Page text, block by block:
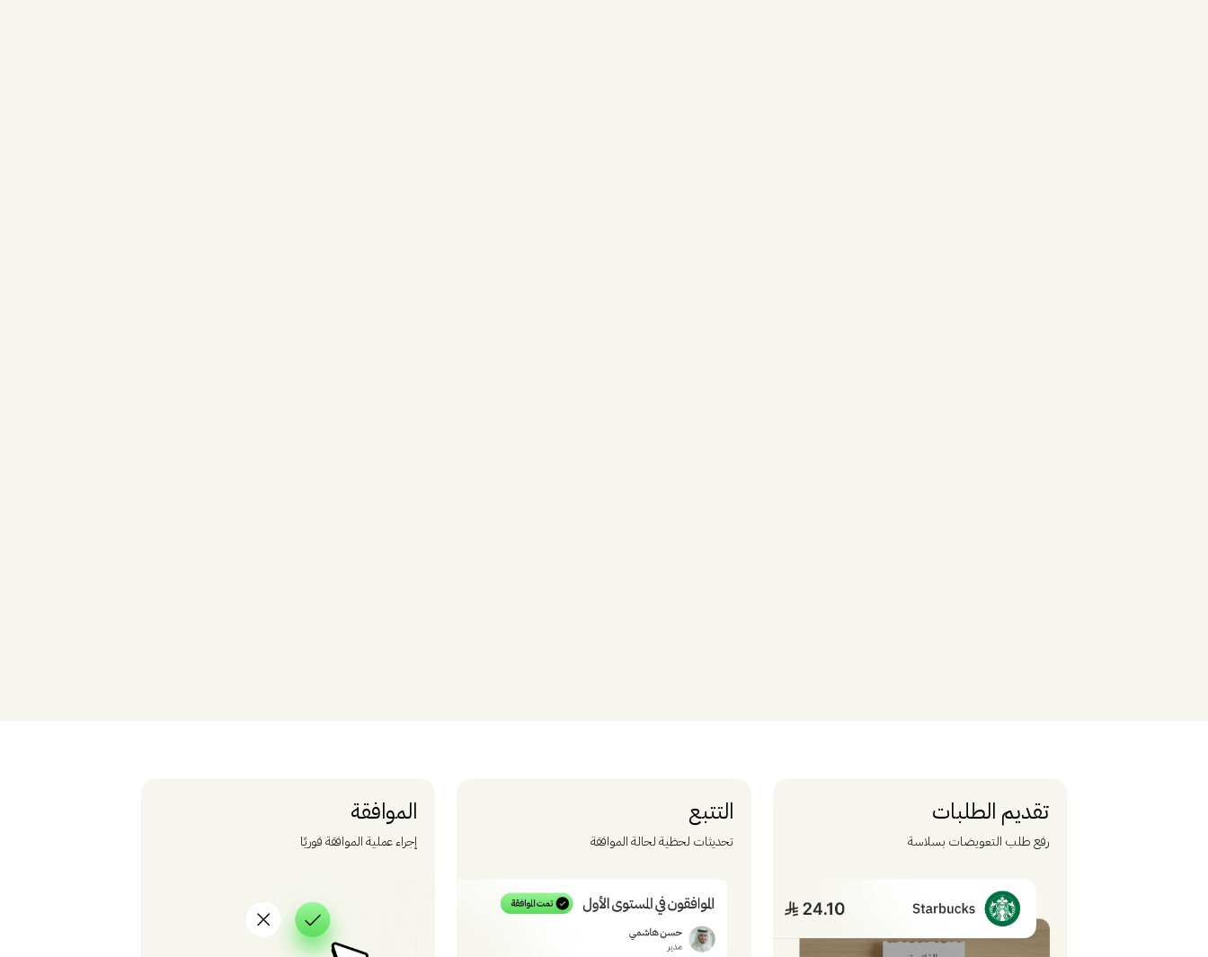
تقديم الطلبات
رفع طلب التعويضات بسلاسة
التتبع
تحديثات لحظية لحالة الموافقة
الموافقة
إجراء عملية الموافقة فوريًا
أهلاً! أنا مساعد، مساعد ساي فاي الذكي. هل تبحث عن حجز